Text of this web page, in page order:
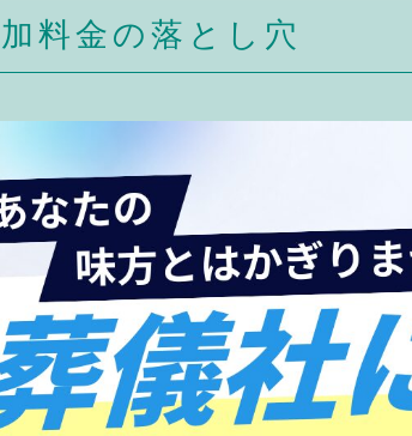
料金の落とし穴